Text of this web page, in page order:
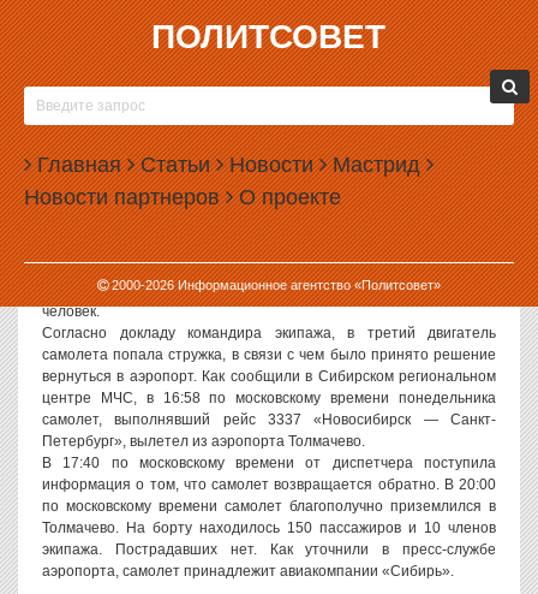
ПОЛИТСОВЕТ
Главная Статьи Новости Мастрид
Новости партнеров О проекте
2000-2026Информационное агентство «Политсовет»
25.07.2006, 11:17
САМОЛЕТ АВИАКОМПАНИИ «СИБИРЬ»
СОВЕРШИЛ ВЫНУЖДЕННУЮ ПОСАДКУ:
ОТКАЗАЛ ДВИГАТЕЛЬ
Политсовет, 25.07.2006. Самолет «Ту-154», выполнявший рейс
Новосибирск — Санкт-Петербург, из-за неполадок в работе
двигателя совершил вынужденную посадку в новосибирском
аэропорту Толмачево. По предварительным данным, двигатель
несколько раз «глохнул». На борту самолета находилось 160
человек.
Согласно докладу командира экипажа, в третий двигатель
самолета попала стружка, в связи с чем было принято решение
вернуться в аэропорт. Как сообщили в Сибирском региональном
центре МЧС, в 16:58 по московскому времени понедельника
самолет, выполнявший рейс 3337 «Новосибирск — Санкт-
Петербург», вылетел из аэропорта Толмачево.
В 17:40 по московскому времени от диспетчера поступила
информация о том, что самолет возвращается обратно. В 20:00
по московскому времени самолет благополучно приземлился в
Толмачево. На борту находилось 150 пассажиров и 10 членов
экипажа. Пострадавших нет. Как уточнили в пресс-службе
аэропорта, самолет принадлежит авиакомпании «Сибирь».